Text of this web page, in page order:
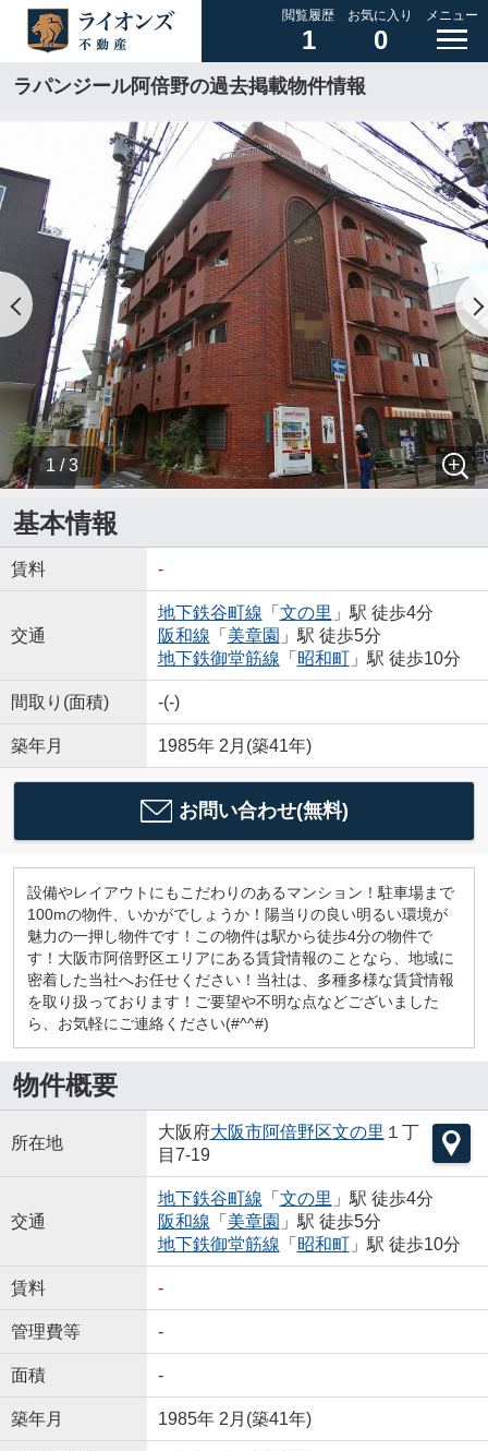
閲覧履歴
1
お気に入り
0
メニュー
ラパンジール阿倍野の過去掲載物件情報
1 / 3
基本情報
賃料 -
交通
地下鉄谷町線 「 文の里 」駅 徒歩4分
阪和線 「 美章園 」駅 徒歩5分
地下鉄御堂筋線 「 昭和町」駅 徒歩10分
間取り(面積) -(-)
築年月 1985年 2月(築41年)
お問い合わせ(無料)
設備やレイアウトにもこだわりのあるマンション！駐車場まで
100mの物件、いかがでしょうか！陽当りの良い明るい環境が
魅力の一押し物件です！この物件は駅から徒歩4分の物件で
す！大阪市阿倍野区エリアにある賃貸情報のことなら、地域に
密着した当社へお任せください！当社は、多種多様な賃貸情報
を取り扱っております！ご要望や不明な点などございました
ら、お気軽にご連絡ください(#^^#)
物件概要
所在地
大阪府大阪市阿倍野区文の里 １丁
目7-19
交通
地下鉄谷町線 「 文の里 」駅 徒歩4分
阪和線 「 美章園 」駅 徒歩5分
地下鉄御堂筋線 「 昭和町」駅 徒歩10分
賃料 -
管理費等 -
面積 -
築年月 1985年 2月(築41年)